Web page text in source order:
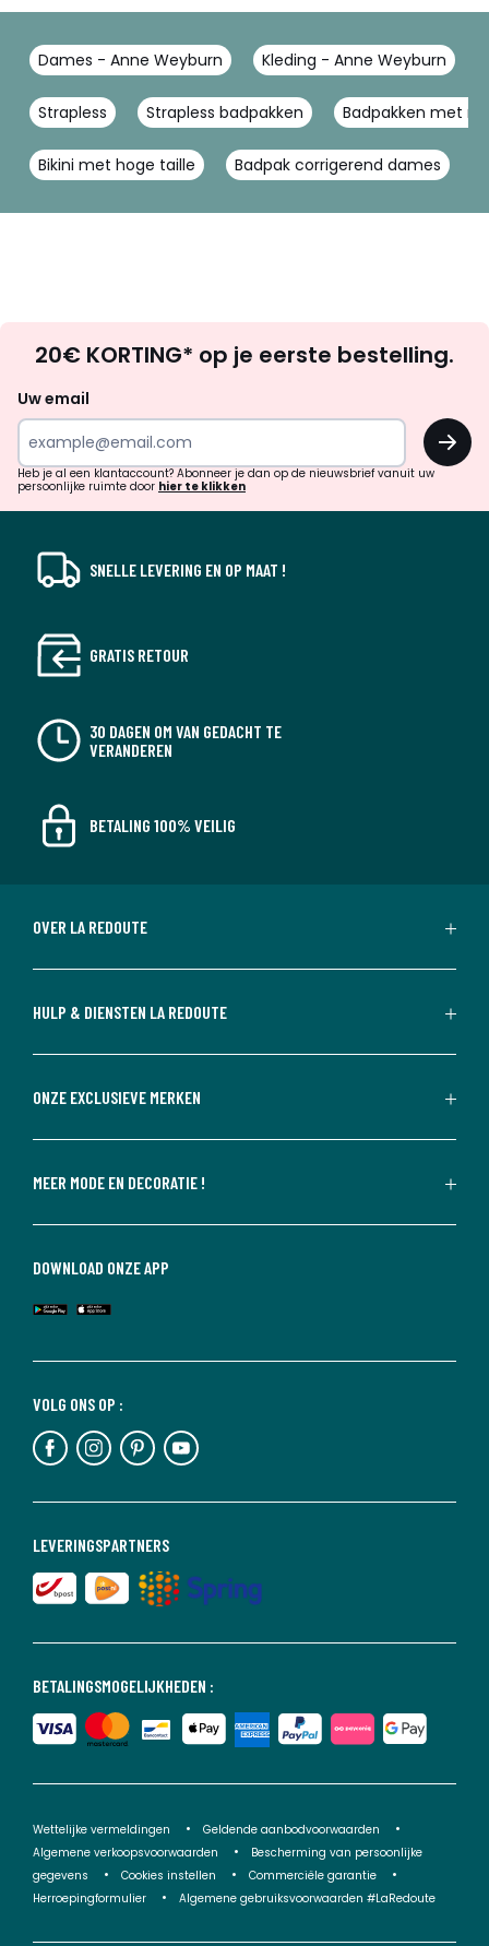
Dames - Anne Weyburn Kleding - Anne Weyburn
Strapless Strapless badpakken Badpakken met
Bikini met hoge taille Badpak corrigerend dames
zoek
inspiratie
verrassingen?
20€ KORTING* op je eerste bestelling.
Uw email
OK
Heb je al een klantaccount? Abonneer je dan op de nieuwsbrief vanuit uw
persoonlijke ruimte door hier te klikken
SNELLE LEVERING EN OP MAAT !
GRATIS RETOUR
30 DAGEN OM VAN GEDACHT TE
VERANDEREN
BETALING 100% VEILIG
OVER LA REDOUTE
HULP & DIENSTEN LA REDOUTE
ONZE EXCLUSIEVE MERKEN
MEER MODE EN DECORATIE !
BETALINGSMOGELIJKHEDEN :
LEVERINGSPARTNERS
VOLG ONS OP :
DOWNLOAD ONZE APP
Wettelijke vermeldingen
Geldende aanbodvoorwaarden
Algemene verkoopsvoorwaarden
Bescherming van persoonlijke
gegevens
Cookies instellen
Commerciële garantie
Herroepingformulier
Algemene gebruiksvoorwaarden #LaRedoute